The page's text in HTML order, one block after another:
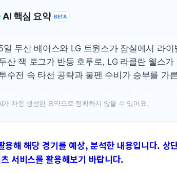
AI 핵심 요약 BETA
일 두산 베어스와 LG 트윈스가 잠실에서 라이
산 잭 로그가 반등 호투로, LG 라클란 웰스
수전 속 타선 공략과 불펜 수비가 승부를 가
가 자동 생성한 요약으로 정확하지 않을 수 있어요.
용해 해당 경기를 예상, 분석한 내용입니다.
서비스를 활용해보기 바랍니다.